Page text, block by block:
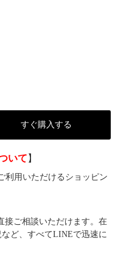
すぐ購入する
いて 】
利用いただけるショッピン
接ご相談いただけます。在
ど、すべてLINEで迅速に